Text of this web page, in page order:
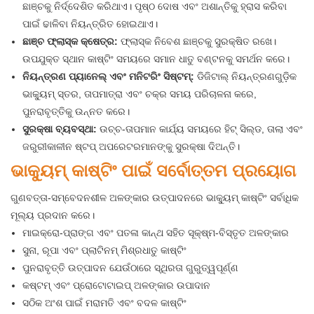
ଛାଞ୍ଚକୁ ନିର୍ଦ୍ଦେଶିତ କରିଥାଏ। ପୃଷ୍ଠ ଦୋଷ ଏବଂ ଅଶାନ୍ତିକୁ ହ୍ରାସ କରିବା
ପାଇଁ ଢାଳିବା ନିୟନ୍ତ୍ରିତ ହୋଇଥାଏ।
ଛାଞ୍ଚ ଫ୍ଲାସ୍କ କ୍ଷେତ୍ର: ଫ୍ଲାସ୍କ ନିବେଶ ଛାଞ୍ଚକୁ ସୁରକ୍ଷିତ ରଖେ।
ଉପଯୁକ୍ତ ସ୍ଥାନ କାଷ୍ଟିଂ ସମୟରେ ସମାନ ଧାତୁ ବଣ୍ଟନକୁ ସମର୍ଥନ କରେ।
ନିୟନ୍ତ୍ରଣ ପ୍ୟାନେଲ୍ ଏବଂ ମନିଟରିଂ ସିଷ୍ଟମ୍: ଡିଜିଟାଲ୍ ନିୟନ୍ତ୍ରଣଗୁଡ଼ିକ
ଭାକ୍ୟୁମ୍ ସ୍ତର, ତାପମାତ୍ରା ଏବଂ ଚକ୍ର ସମୟ ପରିଚାଳନା କରେ,
ପୁନରାବୃତ୍ତିକୁ ଉନ୍ନତ କରେ।
ସୁରକ୍ଷା ବ୍ୟବସ୍ଥା: ଉଚ୍ଚ-ତାପମାନ କାର୍ଯ୍ୟ ସମୟରେ ହିଟ୍ ସିଲ୍ଡ, ତାଲା ଏବଂ
ଜରୁରୀକାଳୀନ ଷ୍ଟପ୍ ଅପରେଟରମାନଙ୍କୁ ସୁରକ୍ଷା ଦିଅନ୍ତି।
ଭାକ୍ୟୁମ୍ କାଷ୍ଟିଂ ପାଇଁ ସର୍ବୋତ୍ତମ ପ୍ରୟୋଗ
ଗୁଣବତ୍ତା-ସମ୍ବେଦନଶୀଳ ଅଳଙ୍କାର ଉତ୍ପାଦନରେ ଭାକ୍ୟୁମ୍ କାଷ୍ଟିଂ ସର୍ବାଧିକ
ମୂଲ୍ୟ ପ୍ରଦାନ କରେ।
ମାଇକ୍ରୋ-ପ୍ରାଙ୍ଗ ଏବଂ ପତଳା କାନ୍ଥ ସହିତ ସୂକ୍ଷ୍ମ-ବିସ୍ତୃତ ଅଳଙ୍କାର
ସୁନା, ରୂପା ଏବଂ ପ୍ଲାଟିନମ୍ ମିଶ୍ରଧାତୁ କାଷ୍ଟିଂ
ପୁନରାବୃତ୍ତି ଉତ୍ପାଦନ ଯେଉଁଠାରେ ସ୍ଥିରତା ଗୁରୁତ୍ୱପୂର୍ଣ୍ଣ
କଷ୍ଟମ୍ ଏବଂ ପ୍ରୋଟୋଟାଇପ୍ ଅଳଙ୍କାର ଉପାଦାନ
ସଠିକ ଅଂଶ ପାଇଁ ମରାମତି ଏବଂ ବଦଳ କାଷ୍ଟିଂ